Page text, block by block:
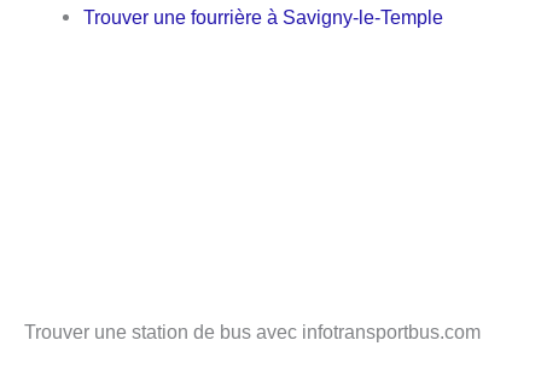
Trouver une fourrière à Savigny-le-Temple
Trouver une station de bus avec infotransportbus.com